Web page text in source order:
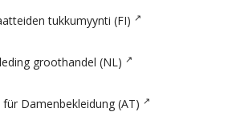
tukkumyynti (FI)
groothandel (NL)
Damenbekleidung (AT)